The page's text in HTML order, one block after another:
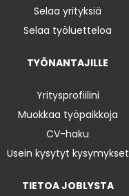
Selaa yrityksiä
Selaa työluetteloa
TYÖNANTAJILLE
Yritysprofiilini
Muokkaa työpaikkoja
CV-haku
Usein kysytyt kysymykset
TIETOA JOBLYSTA